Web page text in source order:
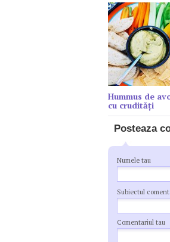
Hummus de
cu crudități
Posteaza
Numele tau
Subiectul
Comentariul tau